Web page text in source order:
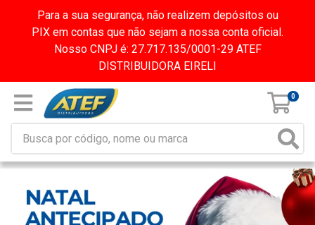
Para a sua segurança, não realizem depósitos ou
PIX em contas que não sejam a nossa conta oficial.
Nosso CNPJ é: 27.717.135/0001-29 ATEF
DISTRIBUIDORA EIRELI
0